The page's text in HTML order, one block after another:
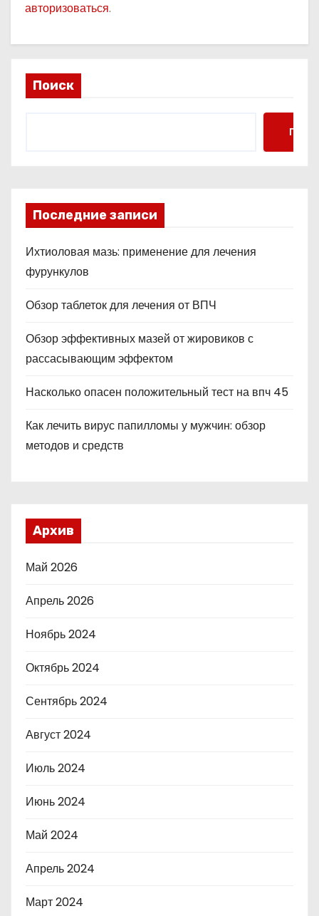
авторизоваться.
Поиск
Поиск
Последние записи
Ихтиоловая мазь: применение для лечения
фурункулов
Обзор таблеток для лечения от ВПЧ
Обзор эффективных мазей от жировиков с
рассасывающим эффектом
Насколько опасен положительный тест на впч 45
Как лечить вирус папилломы у мужчин: обзор
методов и средств
Архив
Май 2026
Апрель 2026
Ноябрь 2024
Октябрь 2024
Сентябрь 2024
Август 2024
Июль 2024
Июнь 2024
Май 2024
Апрель 2024
Март 2024